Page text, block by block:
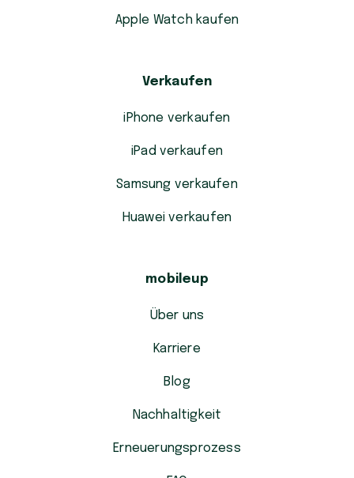
Apple Watch kaufen
Verkaufen
iPhone verkaufen
iPad verkaufen
Samsung verkaufen
Huawei verkaufen
mobileup
Über uns
Karriere
Blog
Nachhaltigkeit
Erneuerungsprozess